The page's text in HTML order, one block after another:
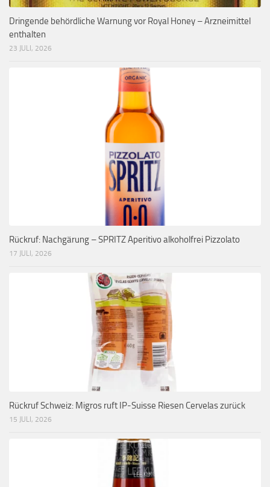
Dringende behördliche Warnung vor Royal Honey – Arzneimittel
enthalten
23 JULI, 2026
Rückruf: Nachgärung – SPRITZ Aperitivo alkoholfrei Pizzolato
17 JULI, 2026
Rückruf Schweiz: Migros ruft IP-Suisse Riesen Cervelas zurück
15 JULI, 2026